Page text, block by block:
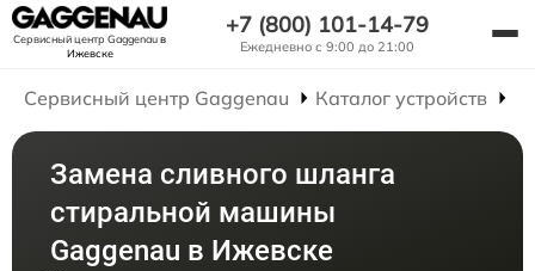
Сервисный центр Gaggenauв
Ижевске
+7 (800) 101-14-79
Ежедневно с 9:00 до 21:00
Сервисный центр Gaggenau Каталог устройств
Замена сливного шланга
стиральной машины
Gaggenau в Ижевске